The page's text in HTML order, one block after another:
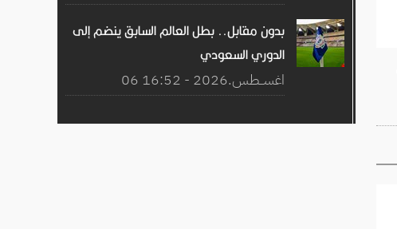
بدون مقابل.. بطل العالم السابق ينضم إلى
الدوري السعودي
06 اغســطس.2026 - 16:52